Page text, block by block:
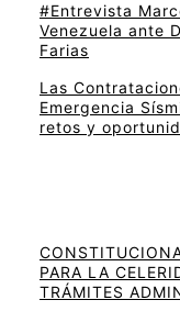
#Entrevista
Venezuela ante
Farias
Las
Emergencia
retos y
PARA LA
TRÁMITES